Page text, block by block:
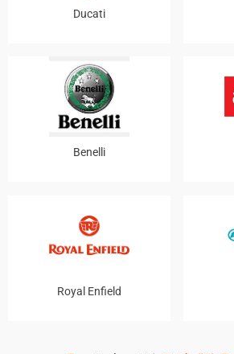
Ducati
Benelli
Royal Enfield